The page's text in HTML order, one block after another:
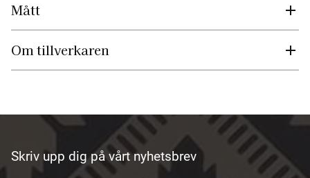
Mått
Om tillverkaren
Skriv upp dig på vårt nyhetsbrev